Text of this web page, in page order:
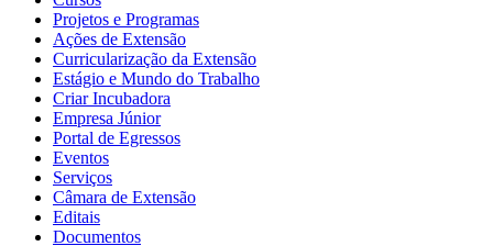
Projetos e Programas
Ações de Extensão
Curricularização da Extensão
Estágio e Mundo do Trabalho
Criar Incubadora
Empresa Júnior
Portal de Egressos
Eventos
Serviços
Câmara de Extensão
Editais
Documentos